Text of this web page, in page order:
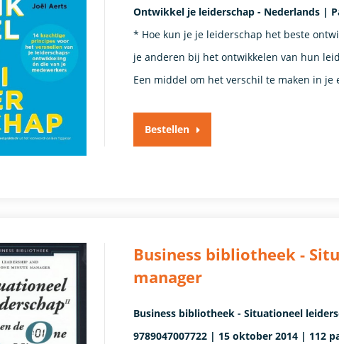
Ontwikkel je leiderschap - Nederlands |
* Hoe kun je je leiderschap het beste
je anderen bij het ontwikkelen van hun
Een middel om het verschil te maken in je
Bestellen
Business bibliotheek -
manager
Business bibliotheek - Situationeel
9789047007722 | 15 oktober 2014 | 112